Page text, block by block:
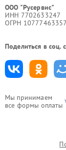
Мы принимаем
все формы оплаты
ООО "Русервис"
ИНН 7702633247
ОГРН
Поделиться в соц.